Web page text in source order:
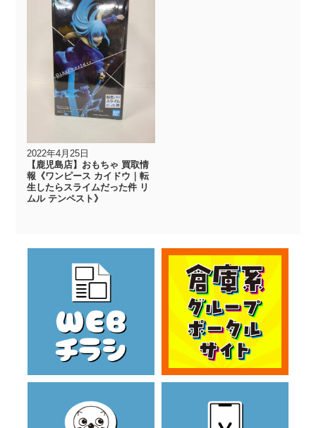
2022年4月25日
【鹿児島店】おもちゃ 買取情
報《ワンピース カイドウ｜転
生したらスライムだった件 リ
ムル テンペスト》